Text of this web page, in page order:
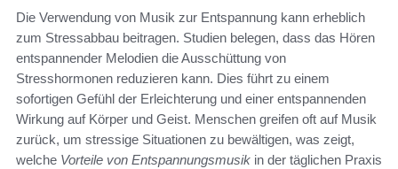
Die Verwendung von Musik zur Entspannung kann erheblich
zum Stressabbau beitragen. Studien belegen, dass das Hören
entspannender Melodien die Ausschüttung von
Stresshormonen reduzieren kann. Dies führt zu einem
sofortigen Gefühl der Erleichterung und einer entspannenden
Wirkung auf Körper und Geist. Menschen greifen oft auf Musik
zurück, um stressige Situationen zu bewältigen, was zeigt,
welche Vorteile von Entspannungsmusik in der täglichen Praxis